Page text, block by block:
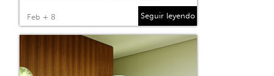
Feb + 8 Seguir leyendo